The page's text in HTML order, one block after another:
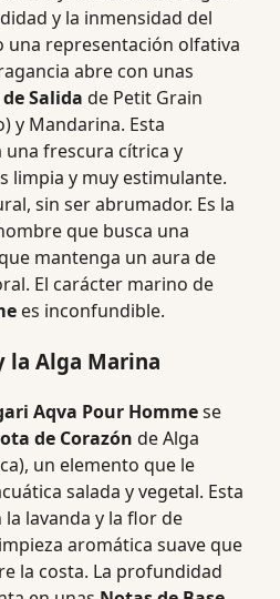
y la inmensidad del
representación olfativa
abre con unas
Salida de Petit Grain
y Mandarina. Esta
frescura cítrica y
limpia y muy estimulante.
sin ser abrumador. Es la
que busca una
mantenga un aura de
El carácter marino de
es inconfundible.
la Alga Marina
Aqva Pour Hommese
de Corazón de Alga
un elemento que le
salada y vegetal. Esta
lavanda y la flor de
aromática suave que
la costa. La profundidad